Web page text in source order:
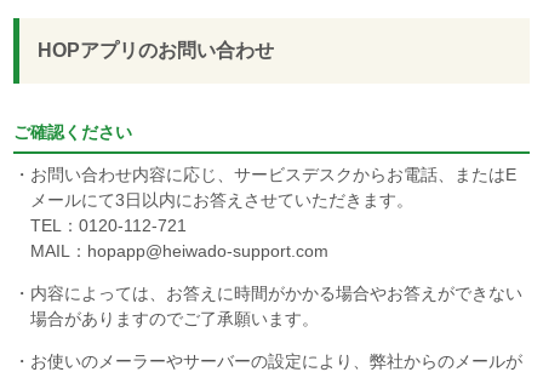
HOPアプリのお問い合わせ
ご確認ください
お問い合わせ内容に応じ、サービスデスクからお電話、またはE
メールにて3日以内にお答えさせていただきます。
TEL：0120-112-721
MAIL：hopapp
heiwado-support.com
内容によっては、お答えに時間がかかる場合やお答えができない
場合がありますのでご了承願います。
お使いのメーラーやサーバーの設定により、弊社からのメールが